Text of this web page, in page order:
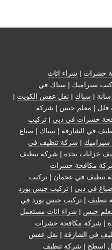
حشرات | شراء اثاث
سيراميك | سباك في
| سباك | نقل عفش الكويت |
فلل | معلم جبس | شركة
حشرات في دبي | تركيب
في الشارقة | سباك | صباغ
سيراميك | شركة تنظيف في
خزانات بجدة | شركة تنظيف
مكافحة حشرات
تنظيف في عجمان | تركيب
صباغ في دبي | تركيب جبس بورد
تنظيف | تركيب جبس بورد في
جبس | شراء اثاث مستعمل
| شركة مكافحة حشرات
في الشارقة | نقل عفش
اسطح | شركة تنظيف